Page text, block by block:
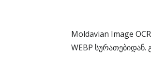
Moldavian Image
WEBP